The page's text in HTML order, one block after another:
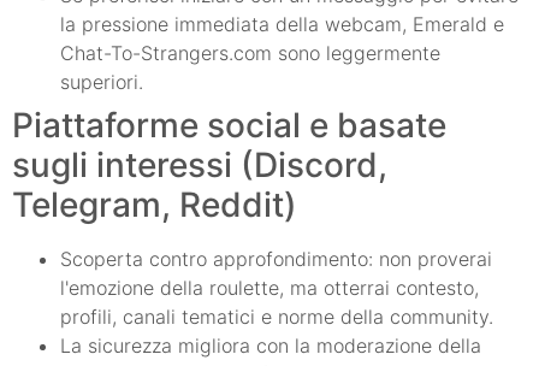
la pressione immediata della webcam, Emerald e
Chat-To-Strangers.com sono leggermente
superiori.
Piattaforme social e basate
sugli interessi (Discord,
Telegram, Reddit)
Scoperta contro approfondimento: non proverai
l'emozione della roulette, ma otterrai contesto,
profili, canali tematici e norme della community.
La sicurezza migliora con la moderazione della